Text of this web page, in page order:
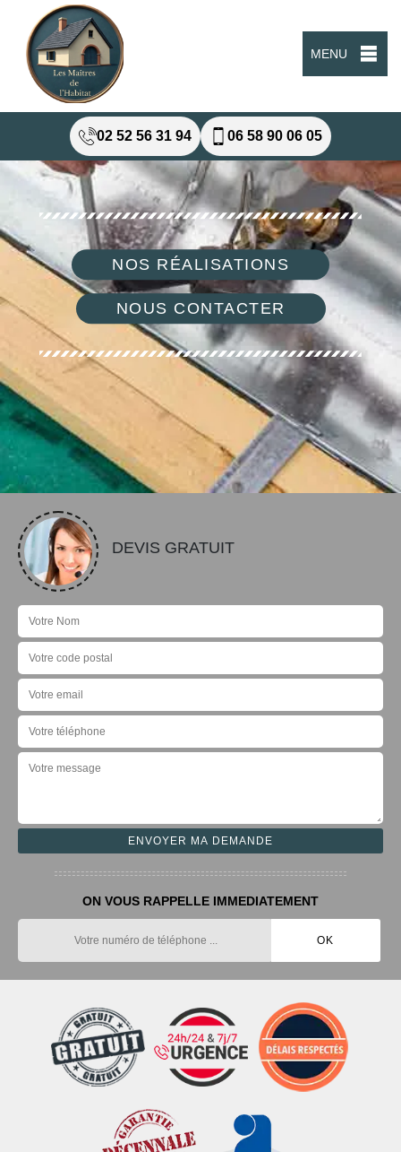
MENU
02 52 56 31 94 06 58 90 06 05
NOS RÉALISATIONS
NOUS CONTACTER
DEVIS GRATUIT
ON VOUS RAPPELLE IMMEDIATEMENT